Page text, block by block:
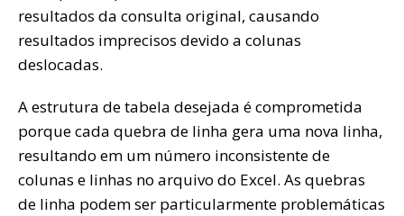
resultados da consulta original, causando
resultados imprecisos devido a colunas
deslocadas.
A estrutura de tabela desejada é comprometida
porque cada quebra de linha gera uma nova linha,
resultando em um número inconsistente de
colunas e linhas no arquivo do Excel. As quebras
de linha podem ser particularmente problemáticas